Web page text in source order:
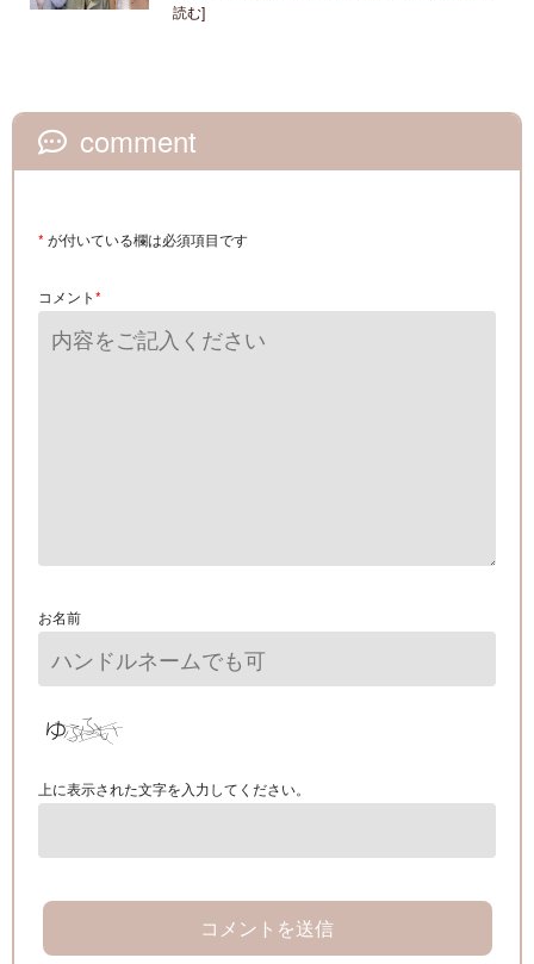
読む]
comment
* が付いている欄は必須項目です
コメント*
お名前
上に表示された文字を入力してください。